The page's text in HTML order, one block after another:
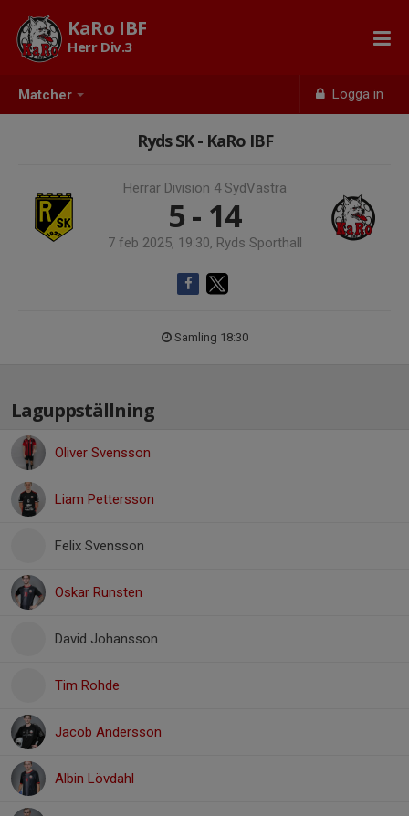
Matcher Logga in
KaRo IBF
Herr Div.3
Ryds SK - KaRo IBF
Herrar Division 4 SydVästra
5 - 14
7 feb 2025, 19:30, Ryds Sporthall
Samling 18:30
Laguppställning
Oliver Svensson
Liam Pettersson
Felix Svensson
Oskar Runsten
David Johansson
Tim Rohde
Jacob Andersson
Albin Lövdahl